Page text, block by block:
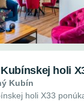
holi
Kubín
holi X33